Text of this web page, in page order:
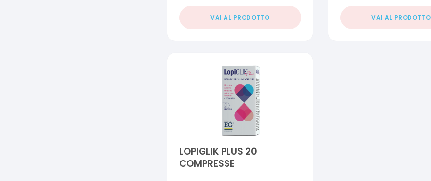
VAI AL PRODOTTO VAI AL PRODOTTO
LOPIGLIK PLUS 20
COMPRESSE